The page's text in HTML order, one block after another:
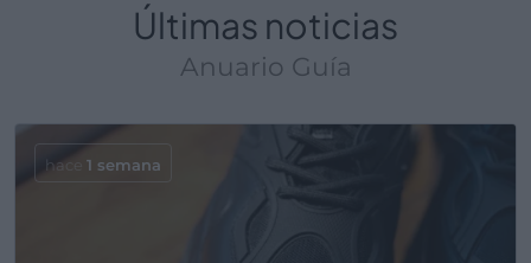
Últimas noticias
Anuario Guía
hace 1 semana